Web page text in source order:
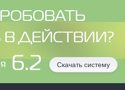
В ДЕЙСТВИИ?
6.2 Скачать систему